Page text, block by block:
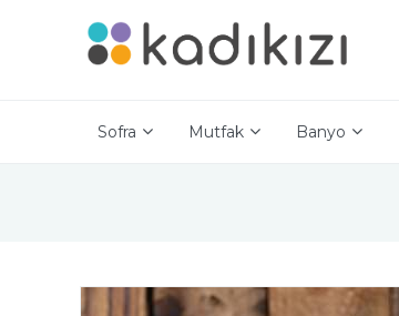
Sofra Mutfak Banyo